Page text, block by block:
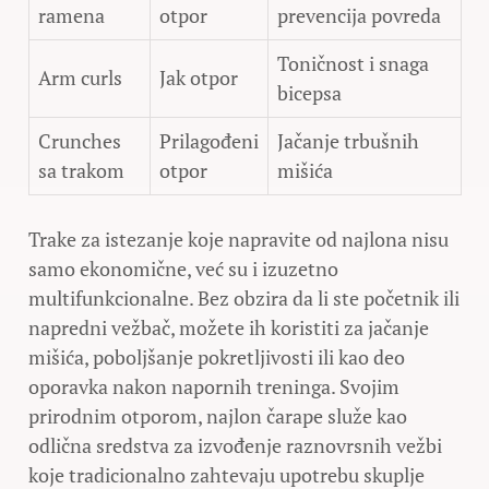
ramena
otpor
prevencija povreda
Arm curls Jak otpor
Toničnost i snaga
bicepsa
Crunches
sa trakom
Prilagođeni
otpor
Jačanje trbušnih
mišića
Trake za istezanje koje napravite od najlona nisu
samo ekonomične, već su i izuzetno
multifunkcionalne. Bez obzira da li ste početnik ili
napredni vežbač, možete ih koristiti za jačanje
mišića, poboljšanje pokretljivosti ili kao deo
oporavka nakon napornih treninga. Svojim
prirodnim otporom, najlon čarape služe kao
odlična sredstva za izvođenje raznovrsnih vežbi
koje tradicionalno zahtevaju upotrebu skuplje